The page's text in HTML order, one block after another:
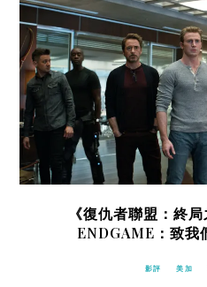
《復仇者聯盟：終
ENDGAME：致我
影評 美加